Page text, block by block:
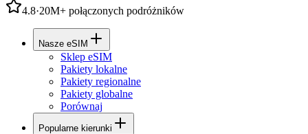
4.8·20M+ połączonych podróżników
Nasze eSIM
Sklep eSIM
Pakiety lokalne
Pakiety regionalne
Pakiety globalne
Porównaj
Popularne kierunki